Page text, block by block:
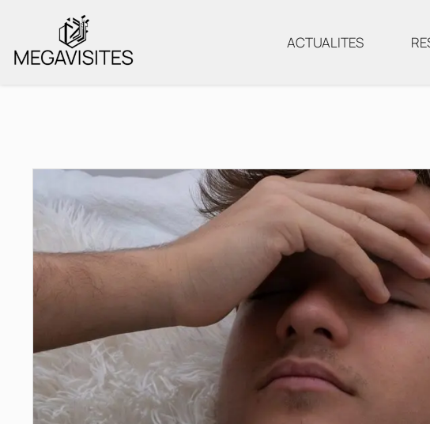
ACTUALITES